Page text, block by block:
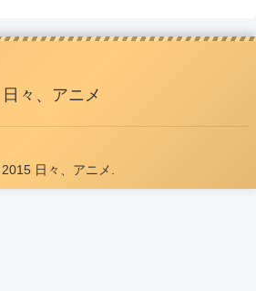
日々、アニメ
日々、アニメ.